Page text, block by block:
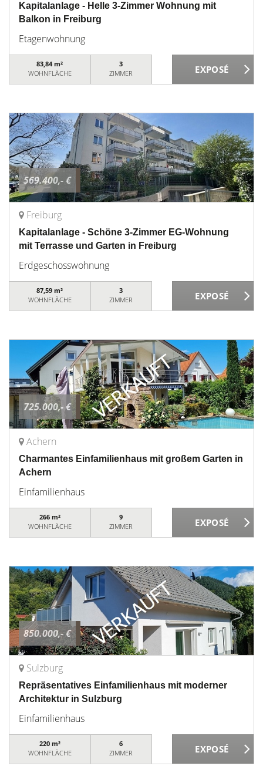
Kapitalanlage - Helle 3-Zimmer Wohnung mit
Balkon in Freiburg
Etagenwohnung
83,84 m²
WOHNFLÄCHE
3
ZIMMER
569.400,- €
Freiburg
Kapitalanlage - Schöne 3-Zimmer EG-Wohnung
mit Terrasse und Garten in Freiburg
Erdgeschosswohnung
87,59 m²
WOHNFLÄCHE
3
ZIMMER
725.000,- €
Achern
Charmantes Einfamilienhaus mit großem Garten in
Achern
Einfamilienhaus
266 m²
WOHNFLÄCHE
9
ZIMMER
850.000,- €
Sulzburg
Repräsentatives Einfamilienhaus mit moderner
Architektur in Sulzburg
Einfamilienhaus
220 m²
WOHNFLÄCHE
6
ZIMMER